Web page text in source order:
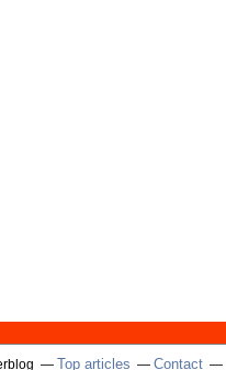
Top articles Contact